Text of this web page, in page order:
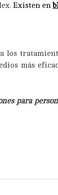
Existen en
los
más
para